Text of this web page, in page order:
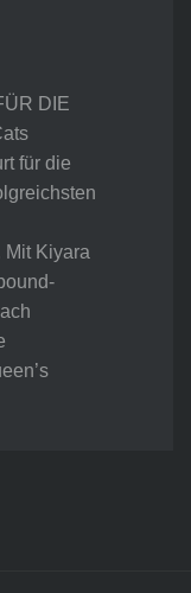
DIE
für die
Mit Kiyara